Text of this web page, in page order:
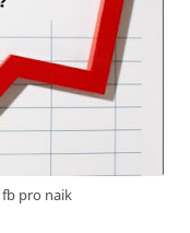
pro naik